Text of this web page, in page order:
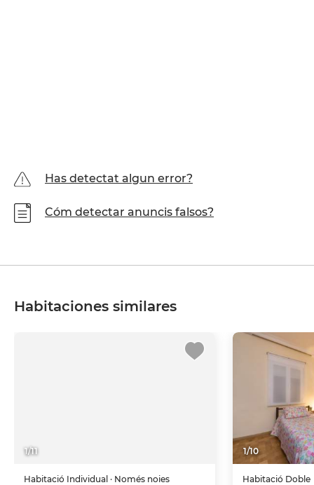
Has detectat algun error?
Cóm detectar anuncis falsos?
Habitaciones similares
1/11
Habitació Individual · Només noies
1/10
Habitació Doble